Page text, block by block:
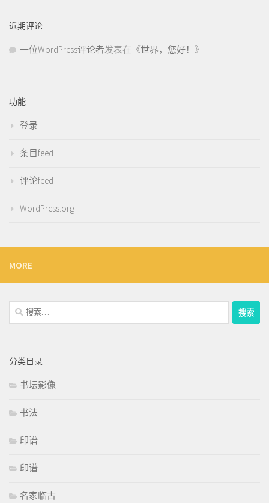
近期评论
一位WordPress评论者发表在《世界，您好！ 》
功能
登录
条目feed
评论feed
WordPress.org
MORE
搜
索：
分类目录
书坛影像
书法
印谱
印谱
名家临古